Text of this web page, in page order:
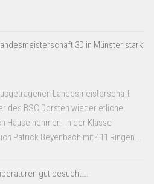
3D in Münster stark
Landesmeisterschaft
des BSC Dorsten wieder etliche
Hause nehmen. In der Klasse
Patrick Beyenbach mit 411 Ringen...
gut besucht….